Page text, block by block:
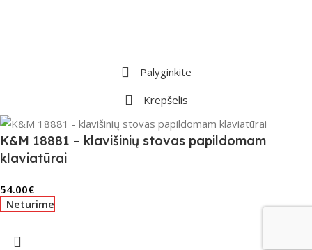
Palyginkite
Krepšelis
K&M 18881 – klavišinių stovas papildomam
klaviatūrai
54.00€
Neturime